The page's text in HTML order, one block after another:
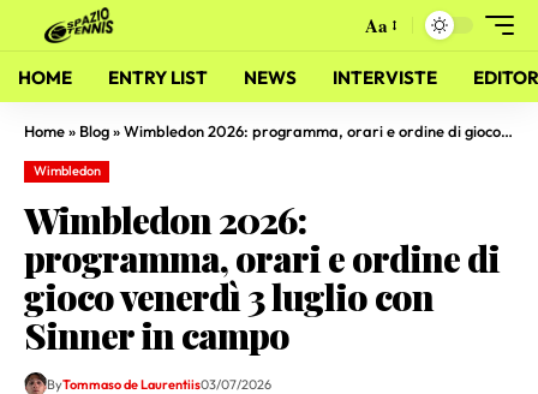
Aa
HOME ENTRY LIST NEWS INTERVISTE
Home» Blog»Wimbledon 2026: programma, orari e ordine di gioco venerdì 3 luglio con Sinner in campo
Wimbledon
Wimbledon 2026:
programma, orari e ordine di
gioco venerdì 3 luglio con
Sinner in campo
ByTommaso de Laurentiis03/07/2026